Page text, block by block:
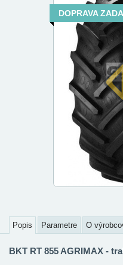
DOPRAVA
Popis Parametre O
BKT RT 855 AGRIMAX -